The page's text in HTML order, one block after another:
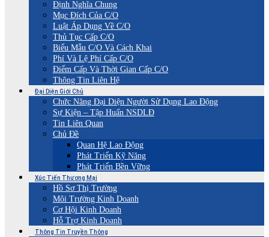
Định Nghĩa Chung
Mục Đích Của C/O
Luật Áp Dụng Về C/O
Thủ Tục Cấp C/O
Biểu Mẫu C/O Và Cách Khai
Phí Và Lệ Phí Cấp C/O
Điểm Cấp Và Thời Gian Cấp C/O
Thông Tin Liên Hệ
Đại Diện Giới Chủ
Chức Năng Đại Diện Người Sử Dụng Lao Động
Sự Kiện – Tập Huấn NSDLĐ
Tin Liên Quan
Chủ Đề
Quan Hệ Lao Động
Phát Triển Kỹ Năng
Phát Triển Bền Vững
Xúc Tiến Thương Mại
Hồ Sơ Thị Trường
Môi Trường Kinh Doanh
Cơ Hội Kinh Doanh
Hỗ Trợ Kinh Doanh
Thông Tin Truyền Thông